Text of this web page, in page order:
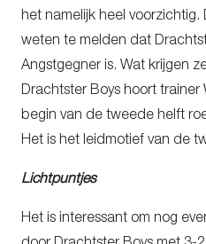
het namelijk heel
weten te melden dat
Angstgegner is. Wat krijgen
Drachtster Boys hoort trainer
begin van de tweede helft
Het is het leidmotief van de
Lichtpuntjes
Het is interessant om nog